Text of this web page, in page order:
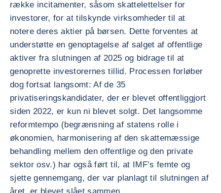
række incitamenter, såsom skattelettelser for
investorer, for at tilskynde virksomheder til at
notere deres aktier på børsen. Dette forventes at
understøtte en genoptagelse af salget af offentlige
aktiver fra slutningen af 2025 og bidrage til at
genoprette investorernes tillid. Processen forløber
dog fortsat langsomt: Af de 35
privatiseringskandidater, der er blevet offentliggjort
siden 2022, er kun ni blevet solgt. Det langsomme
reformtempo (begrænsning af statens rolle i
økonomien, harmonisering af den skattemæssige
behandling mellem den offentlige og den private
sektor osv.) har også ført til, at IMF’s femte og
sjette gennemgang, der var planlagt til slutningen af